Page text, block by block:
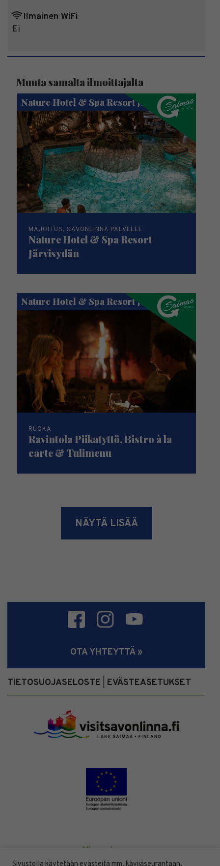
Ilmainen WiFi
Ei
Muuta samalta ilmoittajalta
Nature Hotel & Spa Resort Järvisydän
MAJOITUS, SAVONLINNA PALVELEE
Nature Hotel & Spa Resort
Järvisydän
Nature Hotel & Spa Resort Järvisydän
RUOKA
Ravintola Piikatyttö, Bistro à la
carte & Tulimenu
NÄYTÄ LISÄÄ
OTA YHTEYTTÄ »
TIETOSUOJASELOSTE EVÄSTEASETUKSET